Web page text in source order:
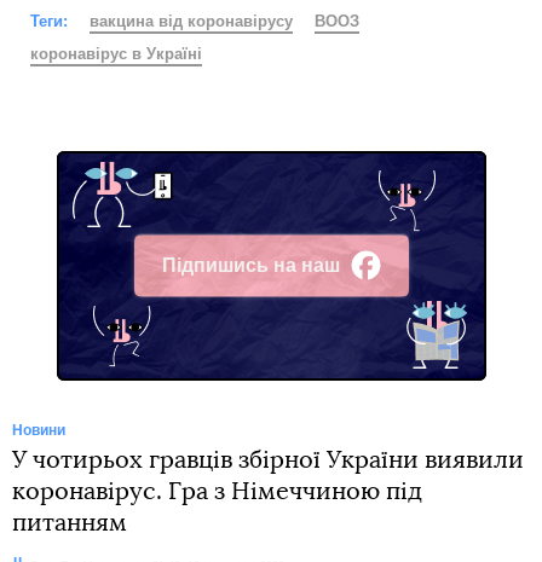
Теги: вакцина від коронавірусу
ВООЗ
коронавірус в Україні
Підпишись на наш
Facebook
Новини
У чотирьох гравців збірної України виявили
коронавірус. Гра з Німеччиною під
питанням